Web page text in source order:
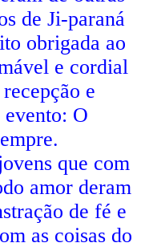
de Ji-paraná
obrigada ao
e cordial
e
evento: O
que com
amor deram
de fé e
as coisas do